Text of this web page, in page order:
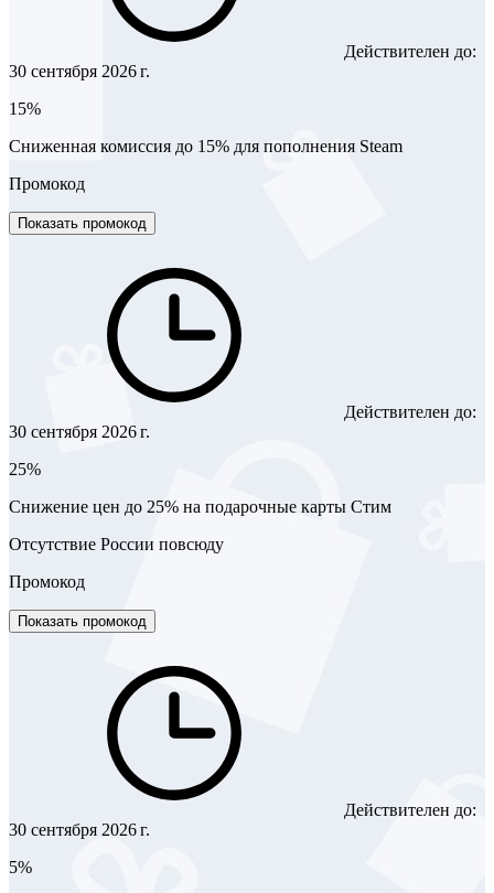
Действителен до:
30 сентября 2026 г.
15%
Сниженная комиссия до 15% для пополнения Steam
Промокод
Показать промокод
Действителен до:
30 сентября 2026 г.
25%
Снижение цен до 25% на подарочные карты Стим
Отсутствие России повсюду
Промокод
Показать промокод
Действителен до:
30 сентября 2026 г.
5%